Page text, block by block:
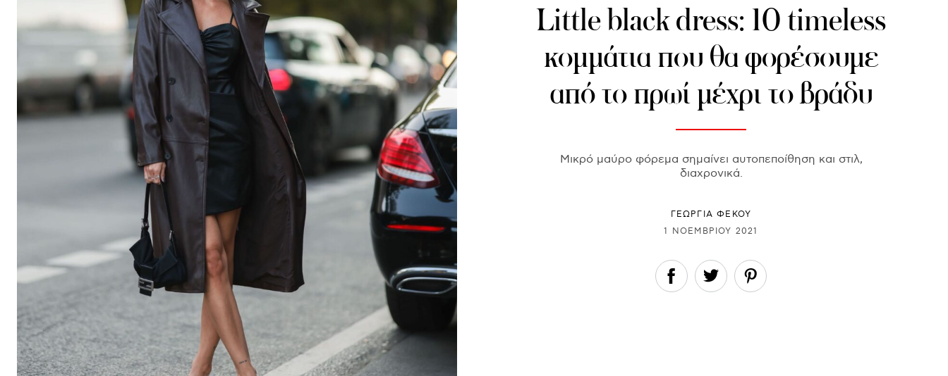
Little black dress: 10 timeless
κομμάτια που θα φορέσουμε
από το πρωί μέχρι το βράδυ
Μικρό μαύρο φόρεμα σημαίνει αυτοπεποίθηση και στιλ,
διαχρονικά.
ΓΕΩΡΓΙΑ ΦΕΚΟΥ
1 ΝΟΕΜΒΡΊΟΥ 2021